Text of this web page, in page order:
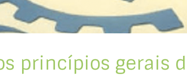
princípios gerais